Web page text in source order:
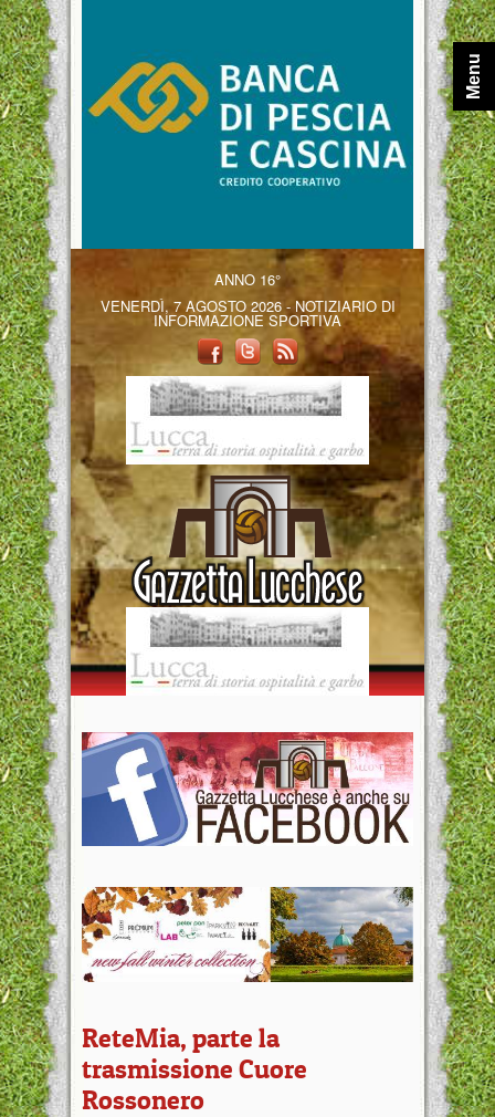
ANNO 16°
VENERDÌ, 7 AGOSTO 2026 - NOTIZIARIO DI
INFORMAZIONE SPORTIVA
ReteMia, parte la
trasmissione Cuore
Rossonero
Menu